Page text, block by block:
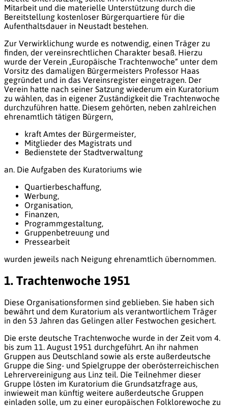
Mitarbeit und die materielle Unterstützung durch die
Bereitstellung kostenloser Bürgerquartiere für die
Aufenthaltsdauer in Neustadt bestehen.
Zur Verwirklichung wurde es notwendig, einen Träger zu
finden, der vereinsrechtlichen Charakter besaß. Hierzu
wurde der Verein „Europäische Trachtenwoche“ unter dem
Vorsitz des damaligen Bürgermeisters Professor Haas
gegründet und in das Vereinsregister eingetragen. Der
Verein hatte nach seiner Satzung wiederum ein Kuratorium
zu wählen, das in eigener Zuständigkeit die Trachtenwoche
durchzuführen hatte. Diesem gehörten, neben zahlreichen
ehrenamtlich tätigen Bürgern,
kraft Amtes der Bürgermeister,
Mitglieder des Magistrats und
Bedienstete der Stadtverwaltung
an. Die Aufgaben des Kuratoriums wie
Quartierbeschaffung,
Werbung,
Organisation,
Finanzen,
Programmgestaltung,
Gruppenbetreuung und
Pressearbeit
wurden jeweils nach Neigung ehrenamtlich übernommen.
1. Trachtenwoche 1951
Diese Organisationsformen sind geblieben. Sie haben sich
bewährt und dem Kuratorium als verantwortlichem Träger
in den 53 Jahren das Gelingen aller Festwochen gesichert.
Die erste deutsche Trachtenwoche wurde in der Zeit vom 4.
bis zum 11. August 1951 durchgeführt. An ihr nahmen
Gruppen aus Deutschland sowie als erste außerdeutsche
Gruppe die Sing- und Spielgruppe der oberösterreichischen
Lehrervereinigung aus Linz teil. Die Teilnehmer dieser
Gruppe lösten im Kuratorium die Grundsatzfrage aus,
inwieweit man künftig weitere außerdeutsche Gruppen
einladen solle, um zu einer europäischen Folklorewoche zu